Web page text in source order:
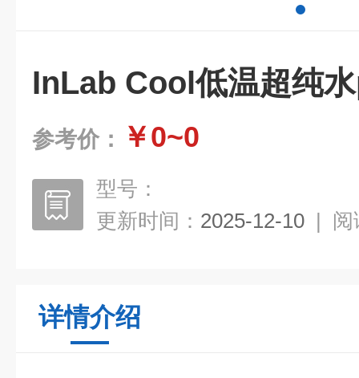
InLab Cool低温超纯
参考价： ￥0~0
型号：
更新时间： 2025-12-10 | 阅
详情介绍